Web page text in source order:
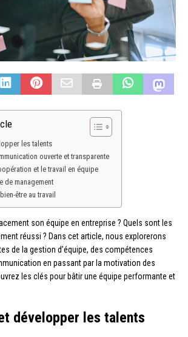
les talents
ouverte et transparente
et le travail en équipe
de management
être au travail
son équipe en entreprise ? Quels sont les
réussi ? Dans cet article, nous explorerons
de la gestion d’équipe, des compétences
en passant par la motivation des
les clés pour bâtir une équipe performante et
développer les talents